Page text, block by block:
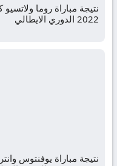
2022 الدوري الايطالي